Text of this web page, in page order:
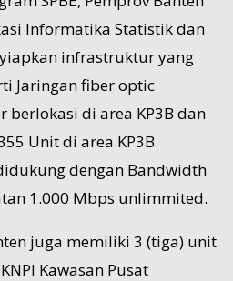
Informatika Statistik dan
infrastruktur yang
Jaringan fiber optic
berlokasi di area KP3B dan
Unit di area KP3B.
dengan Bandwidth
1.000 Mbps unlimmited.
juga memiliki 3 (tiga) unit
Kawasan Pusat